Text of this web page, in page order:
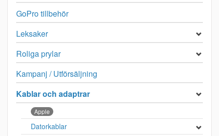
GoPro tillbehör
Leksaker
Roliga prylar
Kampanj / Utförsäljning
Kablar och adaptrar
Apple
Datorkablar